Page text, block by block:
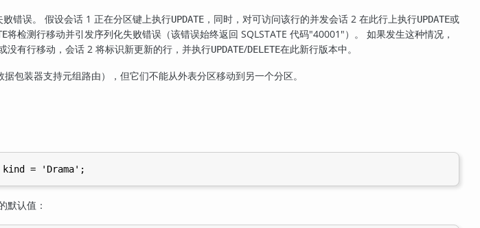
错误。 假设会话 1 正在分区键上执行UPDATE ，同时，对可访问该行的并发会话 2 在此行上执行UPDATE或
将检测行移动并引发序列化失败错误（该错误始终返回 SQLSTATE 代码"40001"）。 如果发生这种情况，
没有行移动，会话 2 将标识新更新的行，并执行UPDATE/DELETE在此新行版本中。
包装器支持元组路由），但它们不能从外表分区移动到另一个分区。
默认值：